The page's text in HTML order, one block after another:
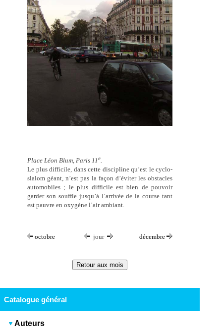
Place Léon Blum, Paris 11e.
Le plus difficile, dans cette discipline qu’est le cyclo-
slalom géant, n’est pas la façon d’éviter les obstacles
automobiles ; le plus difficile est bien de pouvoir
garder son souffle jusqu’à l’arrivée de la course tant
est pauvre en oxygène l’air ambiant.
octobre jour décembre
Catalogue général
Auteurs